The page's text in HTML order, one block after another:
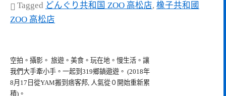
Tagged どんぐり共和国 ZOO 高松店, 橡子共和國
ZOO 高松店
空拍。攝影。 旅遊。美食。玩在地。慢生活。讓
我們大手牽小手。一起到319鄉鎮遨遊。 (2018年
8月17日從YAM搬到痞客邦, 人氣從０開始重新累
積)。